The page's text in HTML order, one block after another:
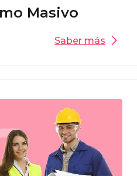
Masivo
Saber más